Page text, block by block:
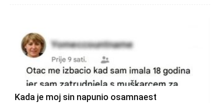
Kada je moj sin napunio osamnaest